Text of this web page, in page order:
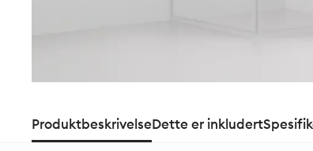
ProduktbeskrivelseDette er inkludert